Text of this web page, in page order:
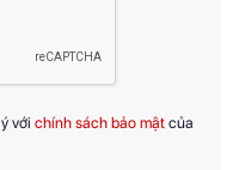
với chính sách bảo mật của